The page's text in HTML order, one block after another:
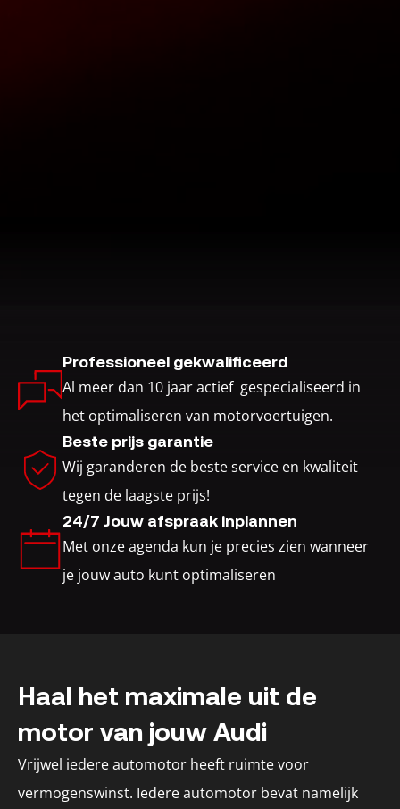
Professioneel gekwalificeerd
Al meer dan 10 jaar actief gespecialiseerd in
het optimaliseren van motorvoertuigen.
Beste prijs garantie
Wij garanderen de beste service en kwaliteit
tegen de laagste prijs!
24/7 Jouw afspraak inplannen
Met onze agenda kun je precies zien wanneer
je jouw auto kunt optimaliseren
Haal het maximale uit de
motor van jouw Audi
Vrijwel iedere automotor heeft ruimte voor
vermogenswinst. Iedere automotor bevat namelijk